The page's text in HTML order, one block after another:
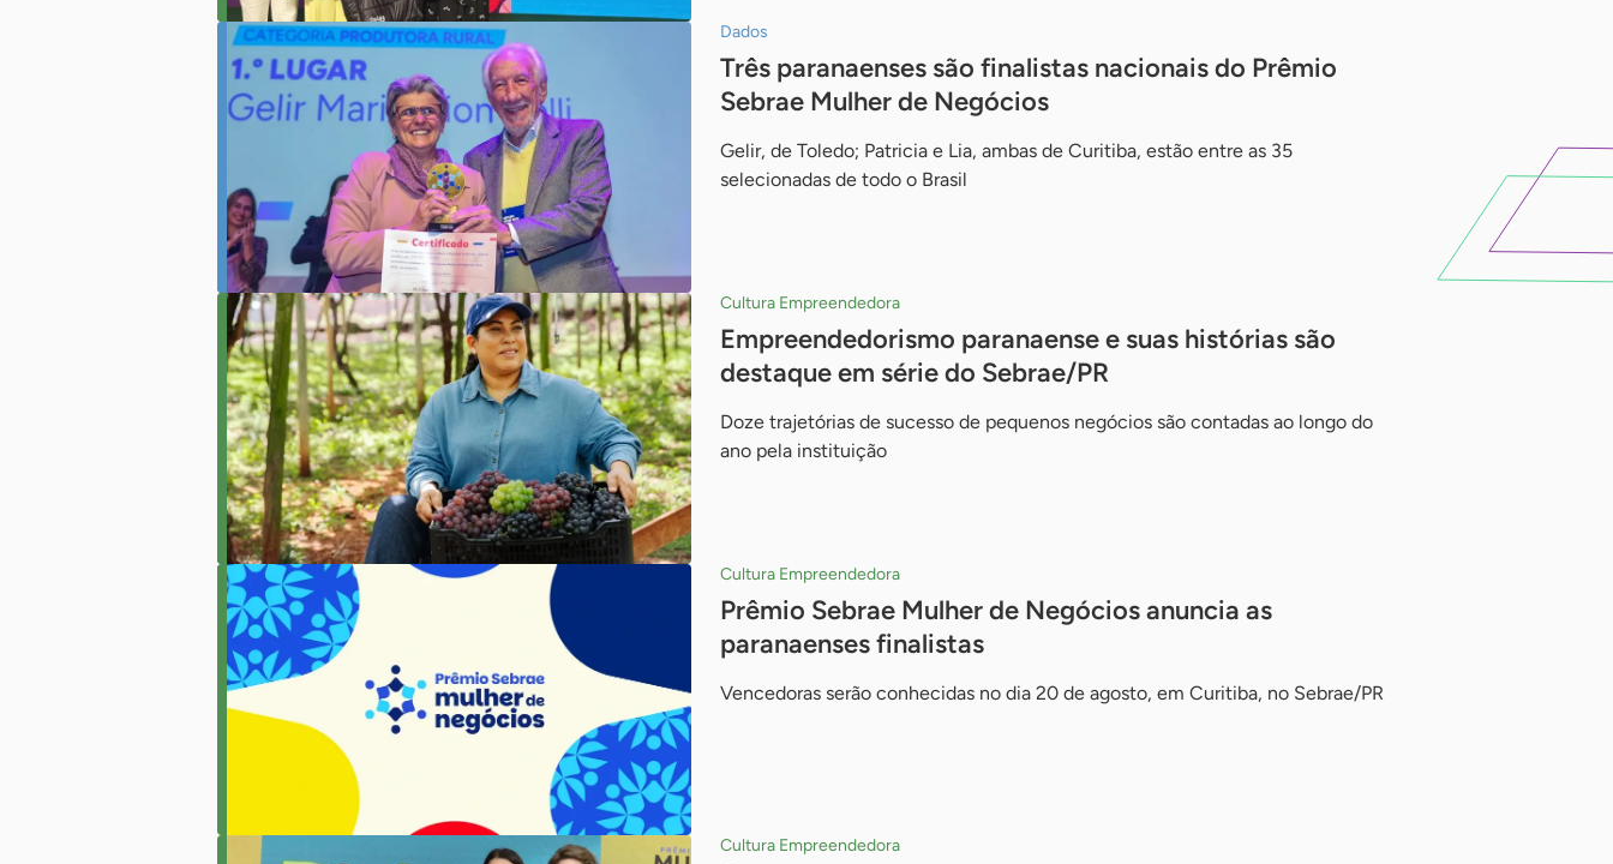
Dados
Três paranaenses são finalistas nacionais do Prêmio
Sebrae Mulher de Negócios
Gelir, de Toledo; Patricia e Lia, ambas de Curitiba, estão entre as 35
selecionadas de todo o Brasil
Cultura Empreendedora
Empreendedorismo paranaense e suas histórias são
destaque em série do Sebrae/PR
Doze trajetórias de sucesso de pequenos negócios são contadas ao longo do
ano pela instituição
Cultura Empreendedora
Prêmio Sebrae Mulher de Negócios anuncia as
paranaenses finalistas
Vencedoras serão conhecidas no dia 20 de agosto, em Curitiba, no Sebrae/PR
Cultura Empreendedora